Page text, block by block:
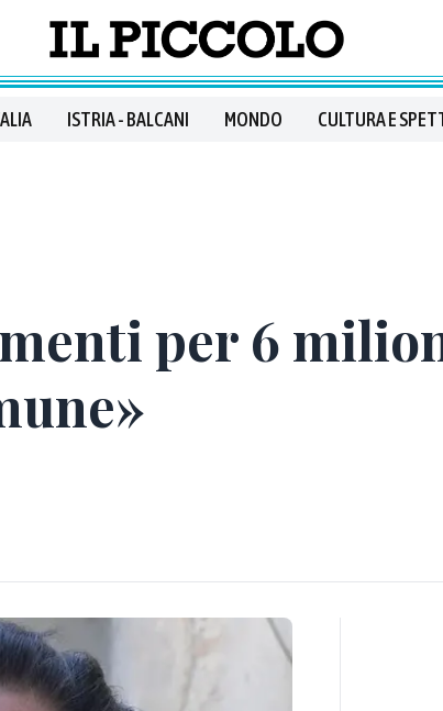
ISTRIA - BALCANI MONDO CULTURA E
per 6